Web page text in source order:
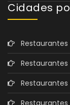
Cidades
Restaurantes
Restaurantes
Restaurantes
Restaurantes